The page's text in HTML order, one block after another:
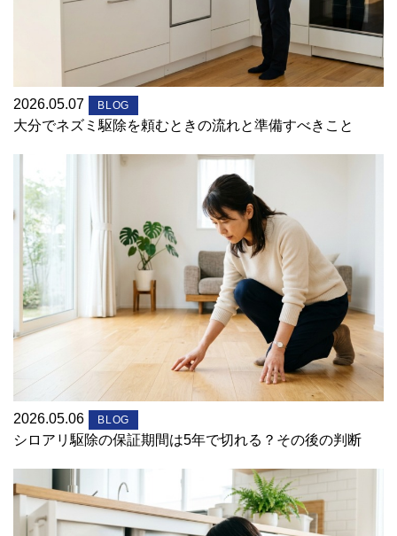
2026.05.07 BLOG
大分でネズミ駆除を頼むときの流れと準備すべきこと
2026.05.06 BLOG
シロアリ駆除の保証期間は5年で切れる？その後の判断